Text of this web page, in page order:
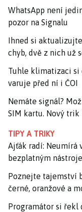
WhatsApp není
pozor na Signalu
Ihned si
chyb, dvě z nich už
Tuhle klimatizaci si
varuje před ní i ČOI
Nemáte signál?
SIM kartu. Nový
TIPY A TRIKY
Ajťák radí: Neumírá
bezplatným
Poznejte tajemství
černé, oranžové a
Programátor si řekl